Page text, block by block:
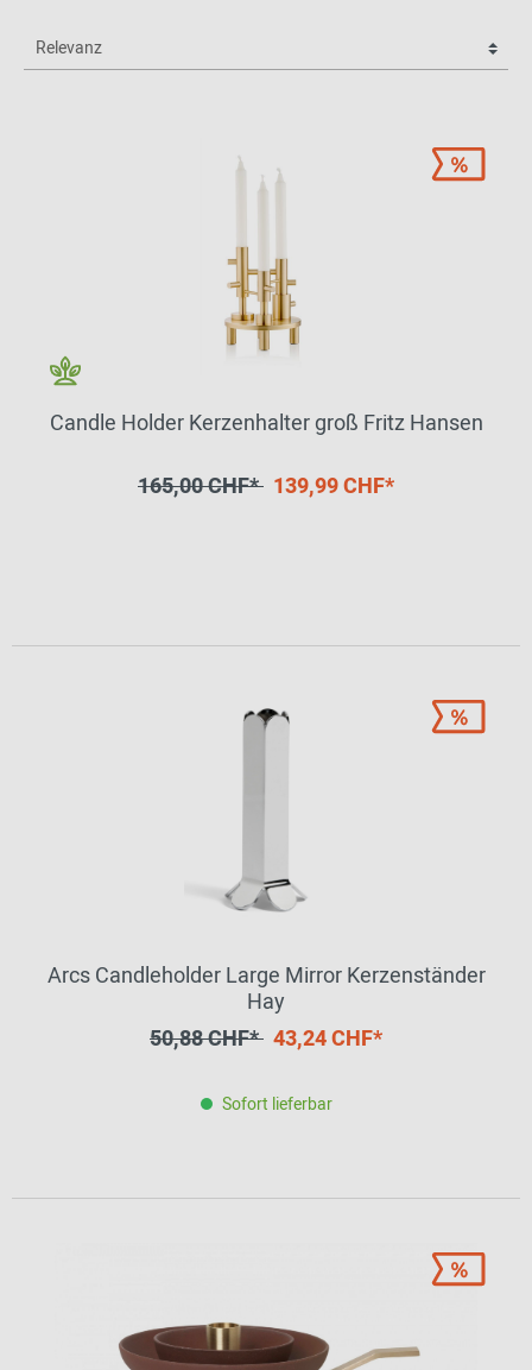
Candle Holder Kerzenhalter groß Fritz Hansen
165,00 CHF* 139,99 CHF*
Arcs Candleholder Large Mirror Kerzenständer
Hay
50,88 CHF* 43,24 CHF*
Sofort lieferbar